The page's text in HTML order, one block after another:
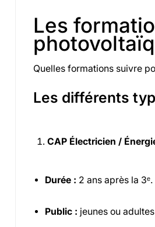
Les
Quelles formations suivre
Les différents
CAP Électricien /
Durée : 2 ans après la 3ᵉ.
Public : jeunes ou